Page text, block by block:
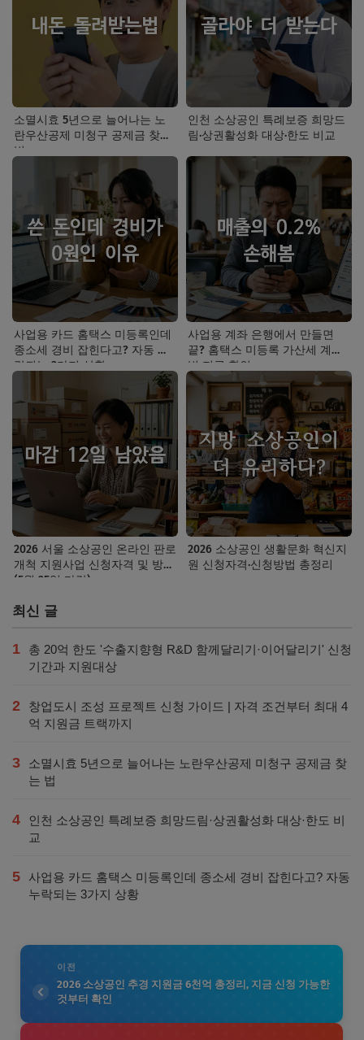
소멸시효 5년으로 늘어나는 노
란우산공제 미청구 공제금 찾는
법
인천 소상공인 특례보증 희망드
림·상권활성화 대상·한도 비교
사업용 카드 홈택스 미등록인데
종소세 경비 잡힌다고? 자동 누
락되는 3가지 상황
사업용 계좌 은행에서 만들면
끝? 홈택스 미등록 가산세 계산
법 지금 확인
2026 서울 소상공인 온라인 판로
개척 지원사업 신청자격 및 방법
(5월 25일 마감)
2026 소상공인 생활문화 혁신지
원 신청자격·신청방법 총정리
최신 글
1
총 20억 한도 '수출지향형 R&D 함께달리기·이어달리기' 신청
기간과 지원대상
2
창업도시 조성 프로젝트 신청 가이드 | 자격 조건부터 최대 4
억 지원금 트랙까지
3
소멸시효 5년으로 늘어나는 노란우산공제 미청구 공제금 찾
는 법
4
인천 소상공인 특례보증 희망드림·상권활성화 대상·한도 비
교
5
사업용 카드 홈택스 미등록인데 종소세 경비 잡힌다고? 자동
누락되는 3가지 상황
이전
2026 소상공인 추경 지원금 6천억 총정리, 지금 신청 가능한
것부터 확인